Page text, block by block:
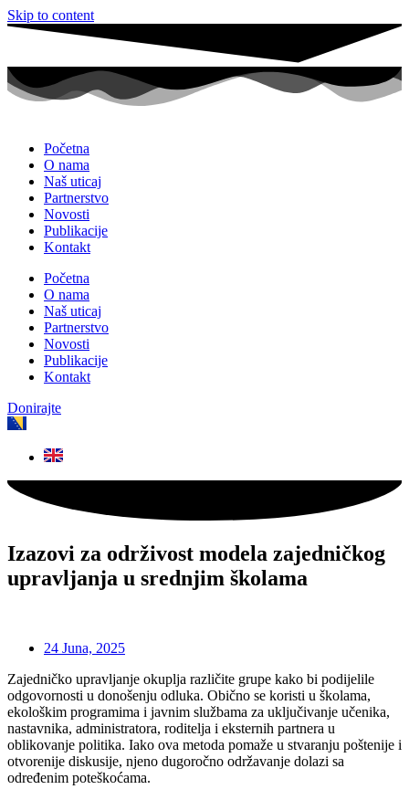
Skip to content
Početna
O nama
Naš uticaj
Partnerstvo
Novosti
Publikacije
Kontakt
Početna
O nama
Naš uticaj
Partnerstvo
Novosti
Publikacije
Kontakt
Donirajte
Izazovi za održivost modela zajedničkog
upravljanja u srednjim školama
24 Juna, 2025
Zajedničko upravljanje okuplja različite grupe kako bi podijelile
odgovornosti u donošenju odluka. Obično se koristi u školama,
ekološkim programima i javnim službama za uključivanje učenika,
nastavnika, administratora, roditelja i eksternih partnera u
oblikovanje politika. Iako ova metoda pomaže u stvaranju poštenije i
otvorenije diskusije, njeno dugoročno održavanje dolazi sa
određenim poteškoćama.